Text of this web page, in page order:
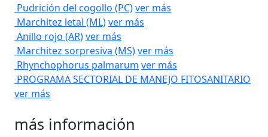
Pudrición del cogollo (PC)ver más
Marchitez letal (ML)ver más
Anillo rojo (AR)ver más
Marchitez sorpresiva (MS)ver más
Rhynchophorus palmarum ver más
PROGRAMA SECTORIAL DE MANEJO FITOSANITARIO
ver más
más información